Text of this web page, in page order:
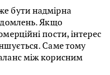
бути надмірна
Якщо
пости, інтерес
Саме тому
між корисним